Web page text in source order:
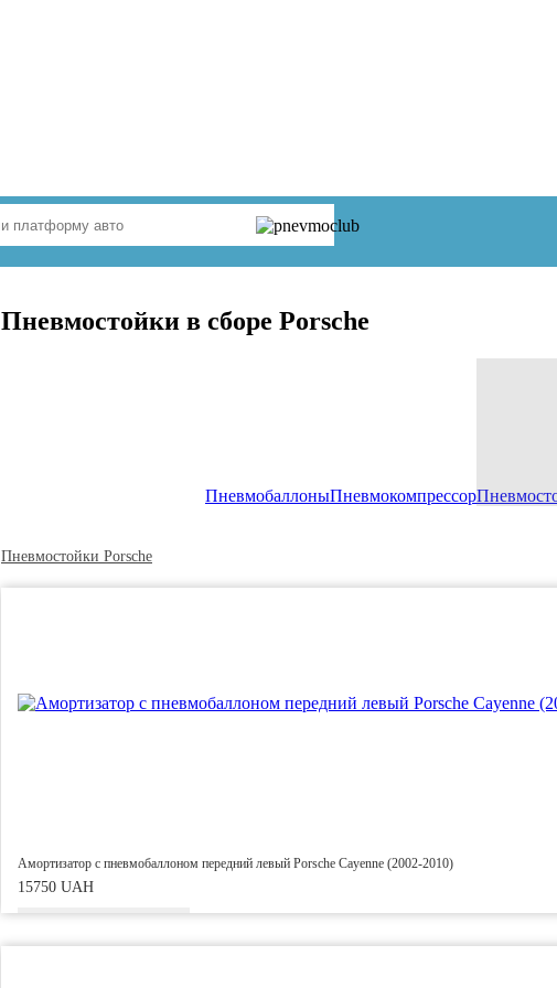
Пневмостойки в сборе Porsche
ПневмобаллоныПневмокомпрессор
Пневмостойки Porsche
Амортизатор с пневмобаллоном передний левый Porsche Cayenne (2002-2010)
15750 UAH